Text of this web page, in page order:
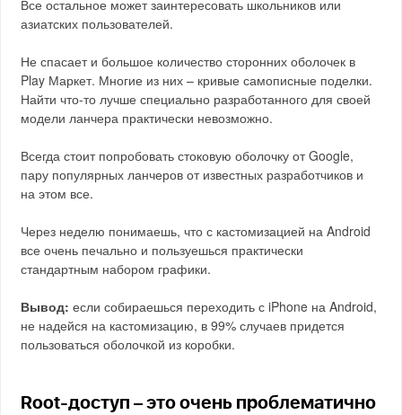
Все остальное может заинтересовать школьников или
азиатских пользователей.
Не спасает и большое количество сторонних оболочек в
Play Маркет. Многие из них – кривые самописные поделки.
Найти что-то лучше специально разработанного для своей
модели ланчера практически невозможно.
Всегда стоит попробовать стоковую оболочку от Google,
пару популярных ланчеров от известных разработчиков и
на этом все.
Через неделю понимаешь, что с кастомизацией на Android
все очень печально и пользуешься практически
стандартным набором графики.
Вывод: если собираешься переходить с iPhone на Android,
не надейся на кастомизацию, в 99% случаев придется
пользоваться оболочкой из коробки.
Root-доступ – это очень проблематично